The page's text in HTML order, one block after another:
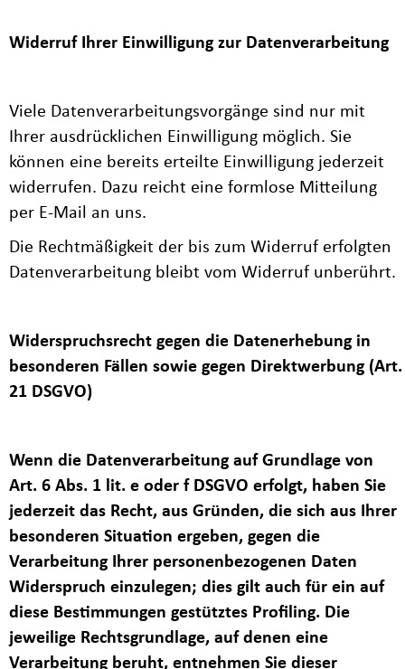
Widerruf Ihrer Einwilligung zur Datenverarbeitung
Viele Datenverarbeitungsvorgänge sind nur mit
Ihrer ausdrücklichen Einwilligung möglich. Sie
können eine bereits erteilte Einwilligung jederzeit
widerrufen. Dazu reicht eine formlose Mitteilung
per E-Mail an uns.
Die Rechtmäßigkeit der bis zum Widerruf erfolgten
Datenverarbeitung bleibt vom Widerruf unberührt.
Widerspruchsrecht gegen die Datenerhebung in
besonderen Fällen sowie gegen Direktwerbung (Art.
21 DSGVO)
Wenn die Datenverarbeitung auf Grundlage von
Art. 6 Abs. 1 lit. e oder f DSGVO erfolgt, haben Sie
jederzeit das Recht, aus Gründen, die sich aus Ihrer
besonderen Situation ergeben, gegen die
Verarbeitung Ihrer personenbezogenen Daten
Widerspruch einzulegen; dies gilt auch für ein auf
diese Bestimmungen gestütztes Profiling. Die
jeweilige Rechtsgrundlage, auf denen eine
Verarbeitung beruht, entnehmen Sie dieser